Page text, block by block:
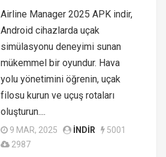
Airline Manager 2025 APK indir,
Android cihazlarda uçak
simülasyonu deneyimi sunan
mükemmel bir oyundur. Hava
yolu yönetimini öğrenin, uçak
filosu kurun ve uçuş rotaları
oluşturun....
9 MAR, 2025 INDIR
5001
2987